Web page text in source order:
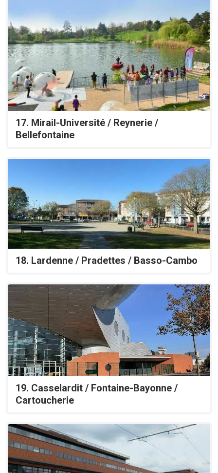
17. Mirail-Université / Reynerie /
Bellefontaine
18. Lardenne / Pradettes / Basso-Cambo
19. Casselardit / Fontaine-Bayonne /
Cartoucherie